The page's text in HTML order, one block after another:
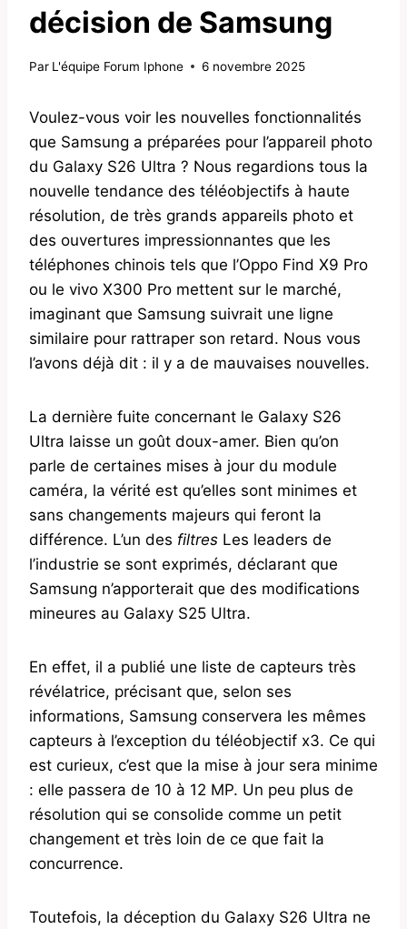
décision de Samsung
Par L'équipe Forum Iphone 6 novembre 2025
Voulez-vous voir les nouvelles fonctionnalités
que Samsung a préparées pour l’appareil photo
du Galaxy S26 Ultra ? Nous regardions tous la
nouvelle tendance des téléobjectifs à haute
résolution, de très grands appareils photo et
des ouvertures impressionnantes que les
téléphones chinois tels que l’Oppo Find X9 Pro
ou le vivo X300 Pro mettent sur le marché,
imaginant que Samsung suivrait une ligne
similaire pour rattraper son retard. Nous vous
l’avons déjà dit : il y a de mauvaises nouvelles.
La dernière fuite concernant le Galaxy S26
Ultra laisse un goût doux-amer. Bien qu’on
parle de certaines mises à jour du module
caméra, la vérité est qu’elles sont minimes et
sans changements majeurs qui feront la
différence. L’un des filtres Les leaders de
l’industrie se sont exprimés, déclarant que
Samsung n’apporterait que des modifications
mineures au Galaxy S25 Ultra.
En effet, il a publié une liste de capteurs très
révélatrice, précisant que, selon ses
informations, Samsung conservera les mêmes
capteurs à l’exception du téléobjectif x3. Ce qui
est curieux, c’est que la mise à jour sera minime
: elle passera de 10 à 12 MP. Un peu plus de
résolution qui se consolide comme un petit
changement et très loin de ce que fait la
concurrence.
Toutefois, la déception du Galaxy S26 Ultra ne